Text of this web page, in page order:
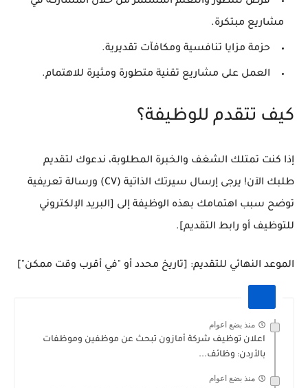
مشاريع مبتكرة.
حزمة مزايا تنافسية ومكافآت تقديرية.
العمل على مشاريع تقنية متطورة ومثيرة للاهتمام.
كيف تتقدم للوظيفة؟
إذا كنت تمتلك الشغف والخبرة المطلوبة، ندعوك لتقديم
طلبك الآن! يرجى إرسال سيرتك الذاتية (CV) ورسالة تعريفية
توضح سبب اهتمامك بهذه الوظيفة إلى [البريد الإلكتروني
للتوظيف أو رابط التقديم].
الموعد النهائي للتقديم: [تاريخ محدد أو "في أقرب وقت ممكن"]
منذ بضع اعوام
اعلان توظيف شركة أمازون تبحث عن موظفين وموظفات
بالأردن: وظائف...
منذ بضع اعوام